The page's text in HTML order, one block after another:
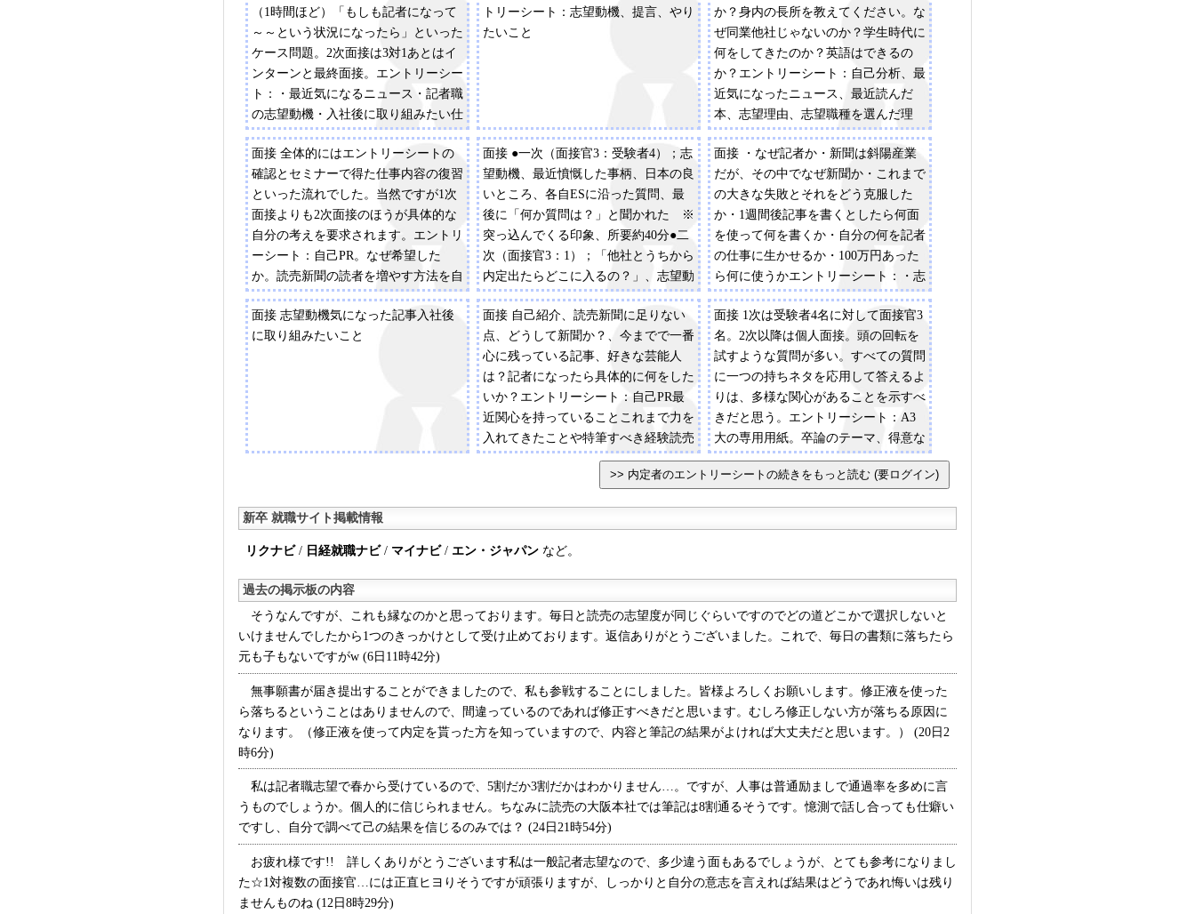
（1時間ほど）「もしも記者になって
～～という状況になったら」といった
ケース問題。2次面接は3対1あとはイ
ンターンと最終面接。エントリーシー
ト：・最近気になるニュース・記者職
の志望動機・入社後に取り組みたい仕
事・紙面の評価・これまでの実績行間
が広いので、書きやすい。
トリーシート：志望動機、提言、やり
たいこと
か？身内の長所を教えてください。な
ぜ同業他社じゃないのか？学生時代に
何をしてきたのか？英語はできるの
か？エントリーシート：自己分析、最
近気になったニュース、最近読んだ
本、志望理由、志望職種を選んだ理
由、特筆したいこと等
面接 全体的にはエントリーシートの
確認とセミナーで得た仕事内容の復習
といった流れでした。当然ですが1次
面接よりも2次面接のほうが具体的な
自分の考えを要求されます。エントリ
ーシート：自己PR。なぜ希望した
か。読売新聞の読者を増やす方法を自
分の考えで。学生時代に最も力を入れ
たこと。
面接 ●一次（面接官3：受験者4）；志
望動機、最近憤慨した事柄、日本の良
いところ、各自ESに沿った質問、最
後に「何か質問は？」と聞かれた ※
突っ込んでくる印象、所要約40分●二
次（面接官3：1）；「他社とうちから
内定出たらどこに入るの？」、志望動
機、入社後取り組みたい事柄、記者に
一番必要なことは何か、ESの確認
※所要約10分●最終面接（面接官4：
1）；海千山千の役員相手に緊張し
た。但し雰囲気は和やか、笑いもあ
る。ダメ出しもあるが、謙虚さと気丈
な振る舞いで乗り越えよう。エントリ
ーシート：志望動機、最近関心を持っ
ている事柄、自己分析、提言、特筆す
面接 ・なぜ記者か・新聞は斜陽産業
だが、その中でなぜ新聞か・これまで
の大きな失敗とそれをどう克服した
か・1週間後記事を書くとしたら何面
を使って何を書くか・自分の何を記者
の仕事に生かせるか・100万円あった
ら何に使うかエントリーシート：・志
望動機・自己PR・長所と短所・紙面
への提言・関心のあるニュース・入社
後取り組みたいこと
面接 志望動機気になった記事入社後
に取り組みたいこと
面接 自己紹介、読売新聞に足りない
点、どうして新聞か？、今までで一番
心に残っている記事、好きな芸能人
は？記者になったら具体的に何をした
いか？エントリーシート：自己PR最
近関心を持っていることこれまで力を
入れてきたことや特筆すべき経験読売
新聞に対する提言志望動機、志望分野
面接 1次は受験者4名に対して面接官3
名。2次以降は個人面接。頭の回転を
試すような質問が多い。すべての質問
に一つの持ちネタを応用して答えるよ
りは、多様な関心があることを示すべ
きだと思う。エントリーシート：A3
大の専用用紙。卒論のテーマ、得意な
外国語、パソコンの技能、資格・免
許、クラブ活動・特技・趣味、最近印
ールしたい経験など
新卒 就職サイト掲載情報
リクナビ/ 日経就職ナビ/ マイナビ/ エン・ジャパン など。
過去の掲示板の内容
そうなんですが、これも縁なのかと思っております。毎日と読売の志望度が同じぐらいですのでどの道どこかで選択しないと
いけませんでしたから1つのきっかけとして受け止めております。返信ありがとうございました。これで、毎日の書類に落ちたら
元も子もないですがw (6日11時42分)
無事願書が届き提出することができましたので、私も参戦することにしました。皆様よろしくお願いします。修正液を使った
ら落ちるということはありませんので、間違っているのであれば修正すべきだと思います。むしろ修正しない方が落ちる原因に
なります。（修正液を使って内定を貰った方を知っていますので、内容と筆記の結果がよければ大丈夫だと思います。） (20日2
時6分)
私は記者職志望で春から受けているので、5割だか3割だかはわかりません…。ですが、人事は普通励ましで通過率を多めに言
うものでしょうか。個人的に信じられません。ちなみに読売の大阪本社では筆記は8割通るそうです。憶測で話し合っても仕癖い
ですし、自分で調べて己の結果を信じるのみでは？ (24日21時54分)
お疲れ様です!! 詳しくありがとうございます私は一般記者志望なので、多少違う面もあるでしょうが、とても参考になりまし
た☆1対複数の面接官…には正直ヒヨりそうですが頑張りますが、しっかりと自分の意志を言えれば結果はどうであれ悔いは残り
ませんものね (12日8時29分)